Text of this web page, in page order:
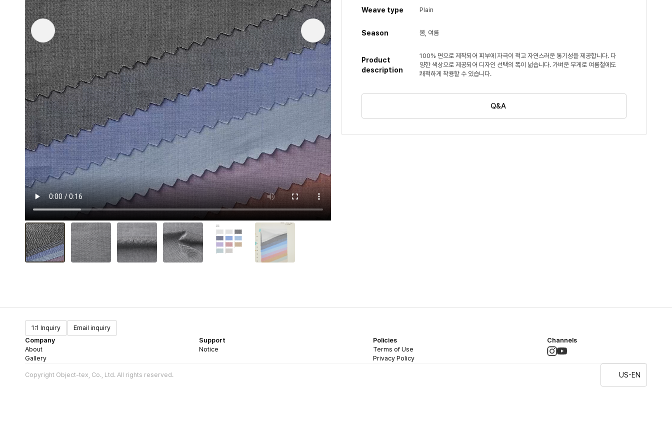
Weave type Plain
Season 봄, 여름
Product
description
100% 면으로 제작되어 피부에 자극이 적고 자연스러운 통기성을 제공합니다. 다
양한 색상으로 제공되어 디자인 선택의 폭이 넓습니다. 가벼운 무게로 여름철에도
쾌적하게 착용할 수 있습니다.
Q&A
1:1 Inquiry
Email inquiry
Company
About
Gallery
Support
Notice
Policies
Terms of Use
Privacy Policy
Channels
Copyright Object-tex, Co., Ltd. All rights reserved. US-EN